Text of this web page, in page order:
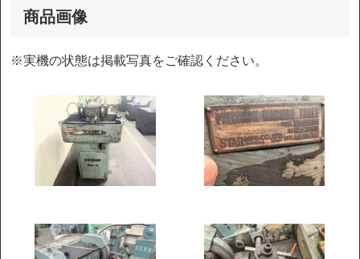
商品画像
※実機の状態は掲載写真をご確認ください。